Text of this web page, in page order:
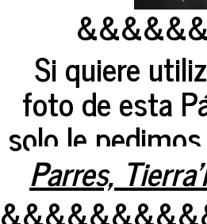
Si quiere
foto de esta
solo le
Parres,